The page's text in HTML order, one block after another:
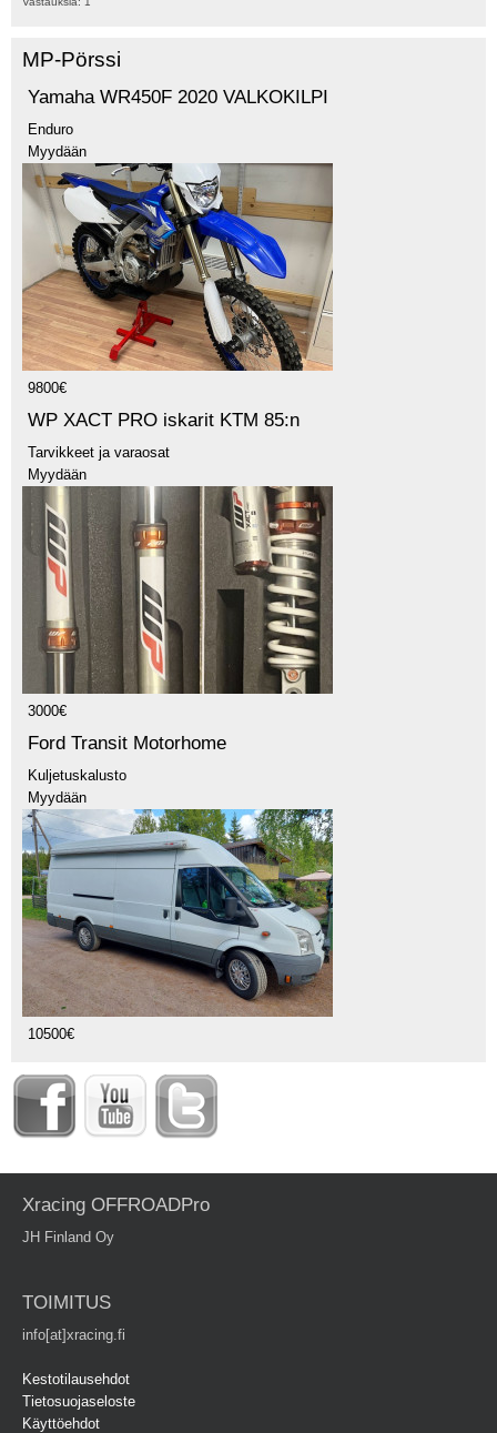
MP-Pörssi
Yamaha WR450F 2020 VALKOKILPI
Enduro
Myydään
9800€
WP XACT PRO iskarit KTM 85:n
Tarvikkeet ja varaosat
Myydään
3000€
Ford Transit Motorhome
Kuljetuskalusto
Myydään
10500€
Xracing OFFROADPro
JH Finland Oy
TOIMITUS
info[at]xracing.fi
Kestotilausehdot
Tietosuojaseloste
Käyttöehdot